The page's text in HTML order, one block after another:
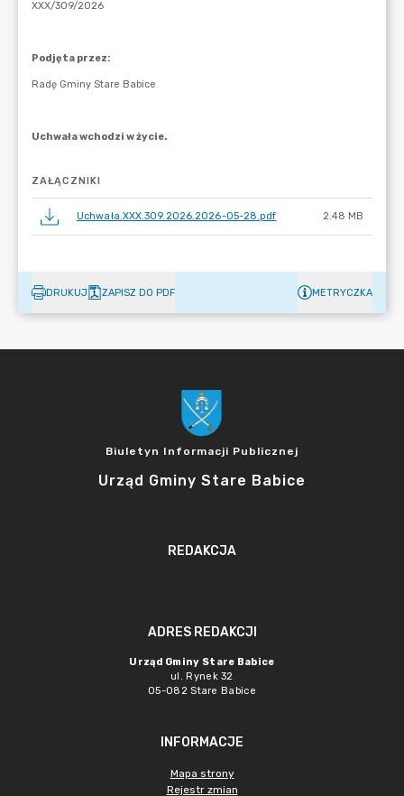
ZAŁĄCZNIKI
Uchwała.XXX.309.2026.2026-05-28.pdf 2.48 MB
DRUKUJ ZAPISZ DO PDF METRYCZKA
Biuletyn Informacji Publicznej
Urząd Gminy Stare Babice
REDAKCJA
ADRES REDAKCJI
Urząd Gminy Stare Babice
ul. Rynek 32
05-082 Stare Babice
INFORMACJE
Mapa strony
Rejestr zmian